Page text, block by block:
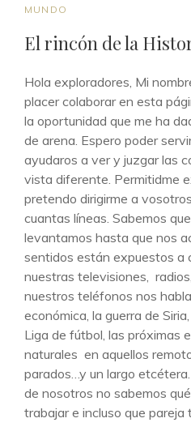
ENLACES
CATEGORÍAS
MUNDO
El rincón de la
Hola exploradores, Mi
placer colaborar en esta
la oportunidad que me ha
de arena. Espero poder
ayudaros a ver y juzgar las
vista diferente. Permitidme
pretendo dirigirme a
cuantas líneas. Sabemos
levantamos hasta que nos
sentidos están expuestos a
nuestras televisiones,
nuestros teléfonos nos
económica, la guerra de
Liga de fútbol, las próximas
naturales en aquellos
parados…y un largo
de nosotros no sabemos
trabajar e incluso que pareja